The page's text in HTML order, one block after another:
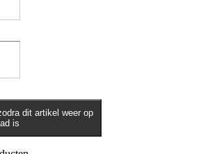
dit artikel weer op
is